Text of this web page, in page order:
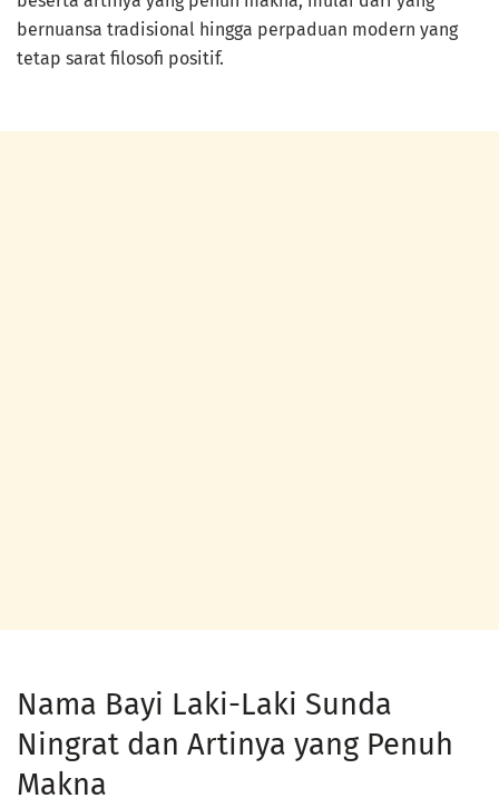
bernuansa tradisional hingga perpaduan modern yang
tetap sarat filosofi positif.
Nama Bayi Laki-Laki Sunda
Ningrat dan Artinya yang Penuh
Makna